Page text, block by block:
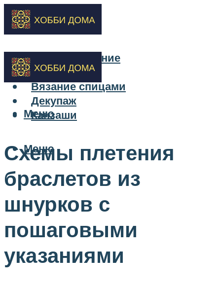
Бисероплетение
Вышивка
Вязание спицами
Декупаж
Канзаши
Меню
Меню
Схемы плетения
браслетов из
шнурков с
пошаговыми
указаниями